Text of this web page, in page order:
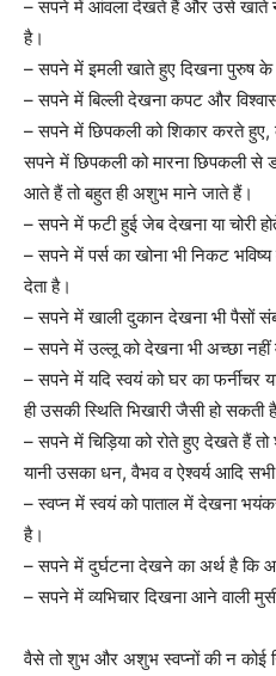
– सपने में आंवला देखते हैं और उसे खाते
है।
– सपने में इमली खाते हुए दिखना पुरुष के
– सपने में बिल्ली देखना कपट और
– सपने में छिपकली को शिकार करते
सपने में छिपकली को मारना छिपकली से
आते हैं तो बहुत ही अशुभ माने जाते हैं।
– सपने में फटी हुई जेब देखना या चोरी
– सपने में पर्स का खोना भी निकट
देता है।
– सपने में खाली दुकान देखना भी पैसों
– सपने में उल्लू को देखना भी अच्छा नहीं
– सपने में यदि स्वयं को घर का फर्नीचर
ही उसकी स्थिति भिखारी जैसी हो सकती
– सपने में चिड़िया को रोते हुए देखते हैं
यानी उसका धन, वैभव व ऐश्वर्य आदि
– स्वप्न में स्वयं को पाताल में देखना
है।
– सपने में दुर्घटना देखने का अर्थ है कि
– सपने में व्यभिचार दिखना आने वाली
वैसे तो शुभ और अशुभ स्वप्नों की न कोई